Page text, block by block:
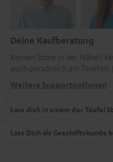
Deine Kaufberatung
Keinen Store in der Nähe?
auch persönlich am Telefon.
Weitere Supportoptionen
Lass dich in einem der Teufel
Lass Dich als Geschäftskunde